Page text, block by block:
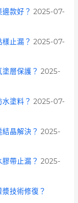
款好？ 2025-07-
止漏？ 2025-07-
層保護？ 2025-
塗料？ 2025-07-
晶解決？ 2025-
帶止漏？ 2025-
技術修復？